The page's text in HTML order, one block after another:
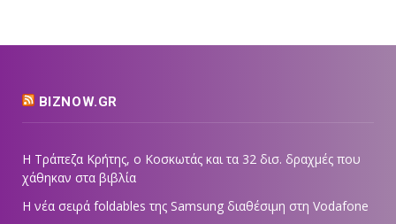
BIZNOW.GR
Η Τράπεζα Κρήτης, ο Κοσκωτάς και τα 32 δισ. δραχμές που
χάθηκαν στα βιβλία
Η νέα σειρά foldables της Samsung διαθέσιμη στη Vodafone